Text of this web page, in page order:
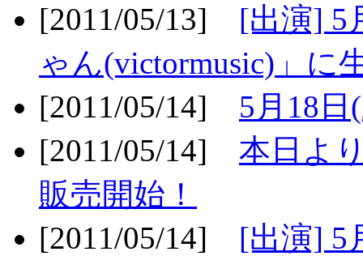
[2011/05/13] [出演] 5
ゃん(victormusic)」に
[2011/05/14] 5月18
[2011/05/14] 本日よ
販売開始！
[2011/05/14] [出演] 5